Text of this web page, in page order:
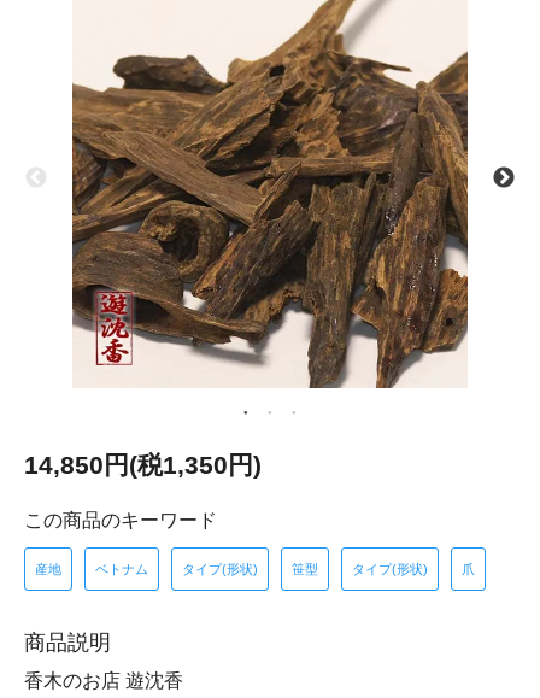
14,850円(税1,350円)
この商品のキーワード
産地 ベトナム タイプ(形状) 笹型 タイプ(形状) 爪
商品説明
香木のお店 遊沈香